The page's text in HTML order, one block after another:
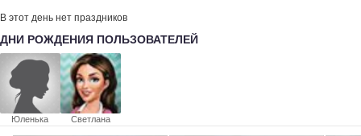
В этот день нет праздников
ДНИ РОЖДЕНИЯ ПОЛЬЗОВАТЕЛЕЙ
Юленька
Светлана